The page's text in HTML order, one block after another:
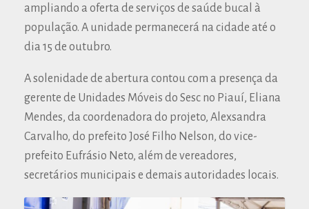
ampliando a oferta de serviços de saúde bucal à
população. A unidade permanecerá na cidade até o
dia 15 de outubro.
A solenidade de abertura contou com a presença da
gerente de Unidades Móveis do Sesc no Piauí, Eliana
Mendes, da coordenadora do projeto, Alexsandra
Carvalho, do prefeito José Filho Nelson, do vice-
prefeito Eufrásio Neto, além de vereadores,
secretários municipais e demais autoridades locais.